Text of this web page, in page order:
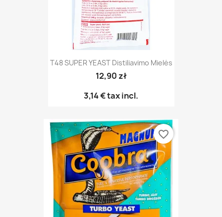
T48 SUPER YEAST Distiliavimo Mielės
12,90 zł
3,14 €tax incl.
favorite_border